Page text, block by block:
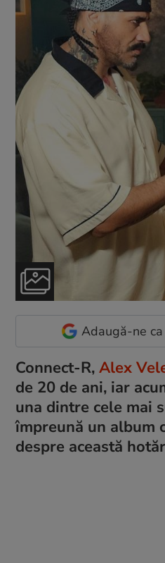
Adaugă-ne
Connect-R, Alex
de 20 de ani, iar
una dintre cele mai
împreună un album
despre această